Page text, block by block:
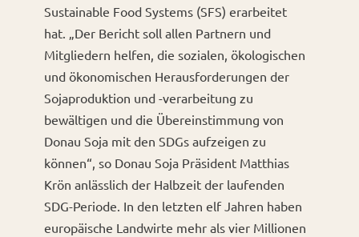
Sustainable Food Systems (SFS) erarbeitet
hat. „Der Bericht soll allen Partnern und
Mitgliedern helfen, die sozialen, ökologischen
und ökonomischen Herausforderungen der
Sojaproduktion und -verarbeitung zu
bewältigen und die Übereinstimmung von
Donau Soja mit den SDGs aufzeigen zu
können“, so Donau Soja Präsident Matthias
Krön anlässlich der Halbzeit der laufenden
SDG-Periode. In den letzten elf Jahren haben
europäische Landwirte mehr als vier Millionen